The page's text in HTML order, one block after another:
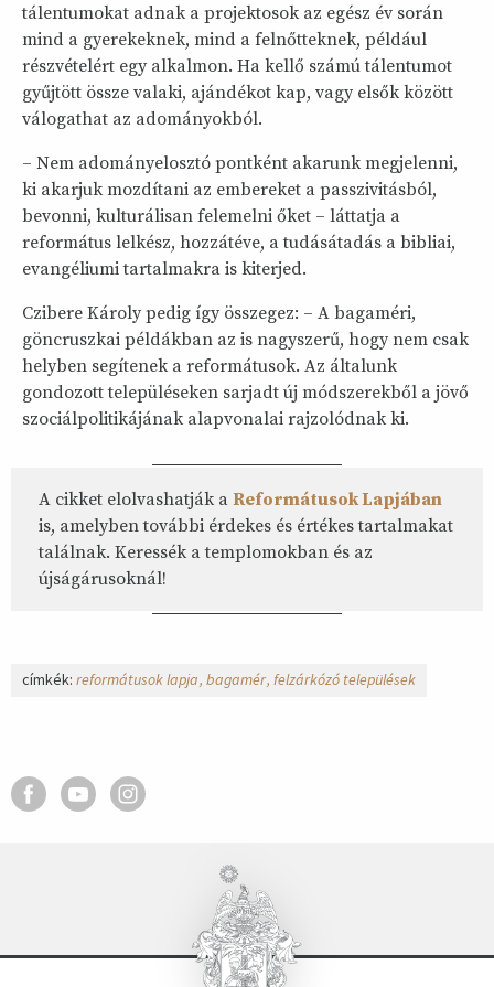
tálentumokat adnak a projektosok az egész év során
mind a gyerekeknek, mind a felnőtteknek, például
részvételért egy alkalmon. Ha kellő számú tálentumot
gyűjtött össze valaki, ajándékot kap, vagy elsők között
válogathat az adományokból.
– Nem adományelosztó pontként akarunk megjelenni,
ki akarjuk mozdítani az embereket a passzivitásból,
bevonni, kulturálisan felemelni őket – láttatja a
református lelkész, hozzátéve, a tudásátadás a bibliai,
evangéliumi tartalmakra is kiterjed.
Czibere Károly pedig így összegez: – A bagaméri,
göncruszkai példákban az is nagyszerű, hogy nem csak
helyben segítenek a reformátusok. Az általunk
gondozott településeken sarjadt új módszerekből a jövő
szociálpolitikájának alapvonalai rajzolódnak ki.
A cikket elolvashatják a Reformátusok Lapjában
is, amelyben további érdekes és értékes tartalmakat
találnak. Keressék a templomokban és az
újságárusoknál!
címkék: reformátusok lapja bagamér felzárkózó települések